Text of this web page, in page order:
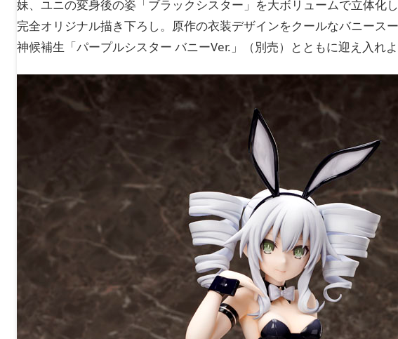
妹、ユニの変身後の姿「ブラックシスター」を大ボリュームで立体化
完全オリジナル描き下ろし。原作の衣装デザインをクールなバニース
神候補生「パープルシスター バニーVer.」（別売）とともに迎え入れよ